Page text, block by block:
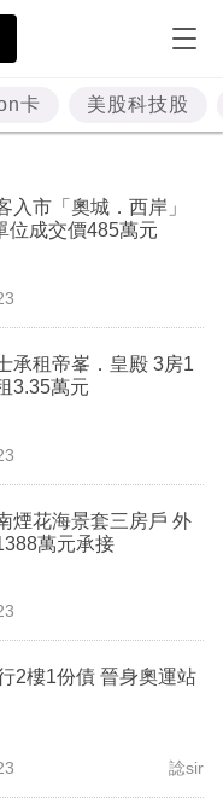
卡 美股科技股
入市「奧城．西岸」
位成交價485萬元
承租帝峯．皇殿 3房1
3.35萬元
煙花海景套三房戶 外
萬元承接
2樓1份債 晉身奧運站
諗sir